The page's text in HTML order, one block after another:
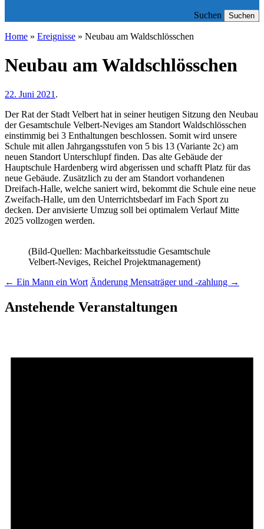
Suchen Suchen
Home » Ereignisse » Neubau am Waldschlösschen
Neubau am Waldschlösschen
22. Juni 2021 .
Der Rat der Stadt Velbert hat in seiner heutigen Sitzung den Neubau
der Gesamtschule Velbert-Neviges am Standort Waldschlösschen
einstimmig bei 3 Enthaltungen beschlossen. Somit wird unsere
Schule mit allen Jahrgangsstufen von 5 bis 13 (Variante 2c) am
neuen Standort Unterschlupf finden. Das alte Gebäude der
Hauptschule Hardenberg wird abgerissen und schafft Platz für das
neue Gebäude. Zusätzlich zu der am Standort vorhandenen
Dreifach-Halle, welche saniert wird, bekommt die Schule eine neue
Zweifach-Halle, um den Unterrichtsbedarf im Fach Sport zu
decken. Der anvisierte Umzug soll bei optimalem Verlauf Mitte
2025 vollzogen werden.
(Bild-Quellen: Machbarkeitsstudie Gesamtschule
Velbert-Neviges, Reichel Projektmanagement)
← Ein Mann ein Wort Änderung Mensaträger und -zahlung →
Anstehende Veranstaltungen